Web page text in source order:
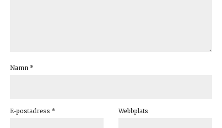
Namn *
E-postadress * Webbplats